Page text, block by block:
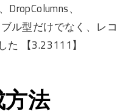
DropColumns、
ル型だけでなく、レコ
た 【3.23111】
法